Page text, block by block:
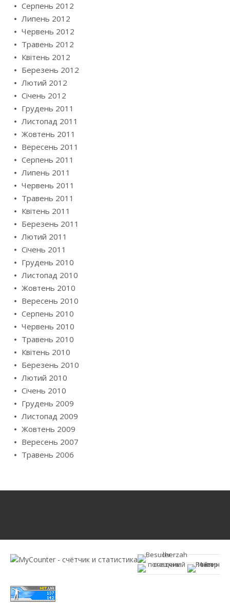
Серпень 2012
Липень 2012
Червень 2012
Травень 2012
Квітень 2012
Березень 2012
Лютий 2012
Січень 2012
Грудень 2011
Листопад 2011
Жовтень 2011
Вересень 2011
Серпень 2011
Липень 2011
Червень 2011
Травень 2011
Квітень 2011
Березень 2011
Лютий 2011
Січень 2011
Грудень 2010
Листопад 2010
Жовтень 2010
Вересень 2010
Серпень 2010
Червень 2010
Травень 2010
Квітень 2010
Березень 2010
Лютий 2010
Січень 2010
Грудень 2009
Листопад 2009
Жовтень 2009
Вересень 2007
Травень 2006